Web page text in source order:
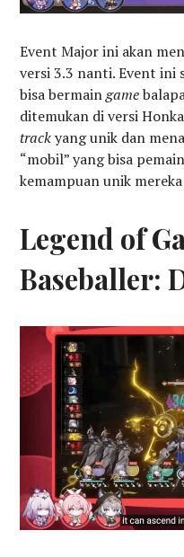
Event Major ini akan
versi 3.3 nanti. Event ini
bisa bermaingame
ditemukan di versi
trackyang unik dan
“mobil” yang bisa
kemampuan unik
Legend of
Baseballer: